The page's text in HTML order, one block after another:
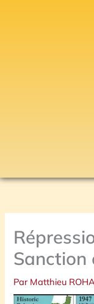
Sanction
Par Matthieu